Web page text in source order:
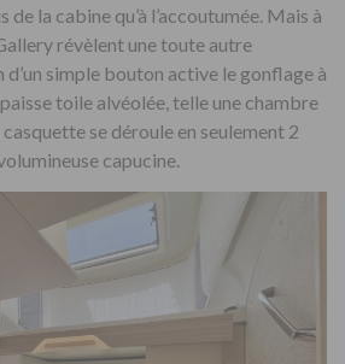
de la cabine qu’à l’accoutumée. Mais à
révèlent une toute autre
d’un simple bouton active le gonflage à
toile alvéolée, telle une chambre
casquette se déroule en seulement 2
capucine.